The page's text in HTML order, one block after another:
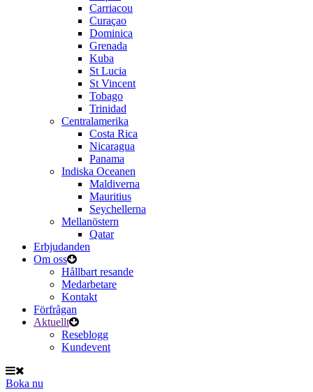
Carriacou
Curaçao
Dominica
Grenada
Kuba
St Lucia
St Vincent
Tobago
Trinidad
Centralamerika
Costa Rica
Nicaragua
Panama
Indiska Oceanen
Maldiverna
Mauritius
Seychellerna
Mellanöstern
Qatar
Erbjudanden
Om oss
Hållbart resande
Medarbetare
Kontakt
Förfrågan
Aktuellt
Reseblogg
Kundevent
Boka nu